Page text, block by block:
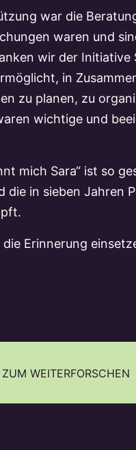
war die
waren und
wir der
in
zu planen, zu
wichtige und
mich Sara“ ist so
die in sieben
Erinnerung
ZUM WEITERFORSCHEN